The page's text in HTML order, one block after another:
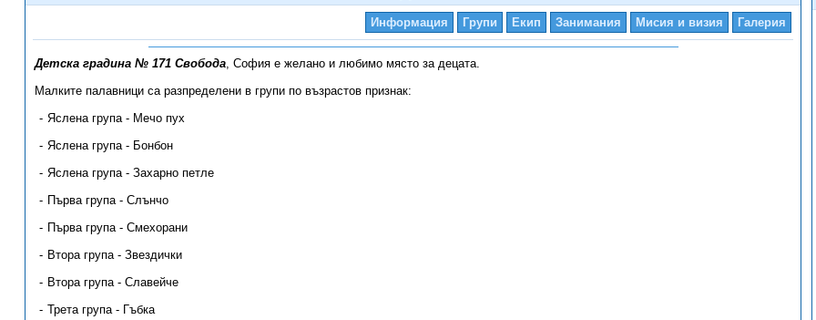
Информация Групи Екип Занимания Мисия и визия Галерия
Детска градина № 171 Свобода, София е желано и любимо място за децата.
Малките палавници са разпределени в групи по възрастов признак:
Яслена група - Мечо пух
Яслена група - Бонбон
Яслена група - Захарно петле
Първа група - Слънчо
Първа група - Смехорани
Втора група - Звездички
Втора група - Славейче
Трета група - Гъбка